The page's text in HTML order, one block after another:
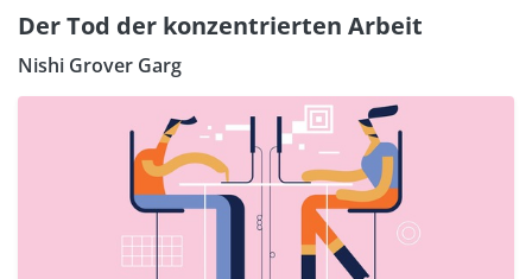
Der Tod der konzentrierten Arbeit
Nishi Grover Garg